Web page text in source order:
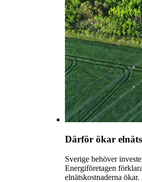
Därför ökar
Sverige behöver
Energiföretagen
elnätskostnaderna ökar.